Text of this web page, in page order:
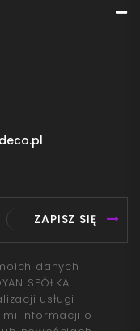
ZAPISZ SIĘ
danych
SPÓŁKA
usługi
mi informacji o